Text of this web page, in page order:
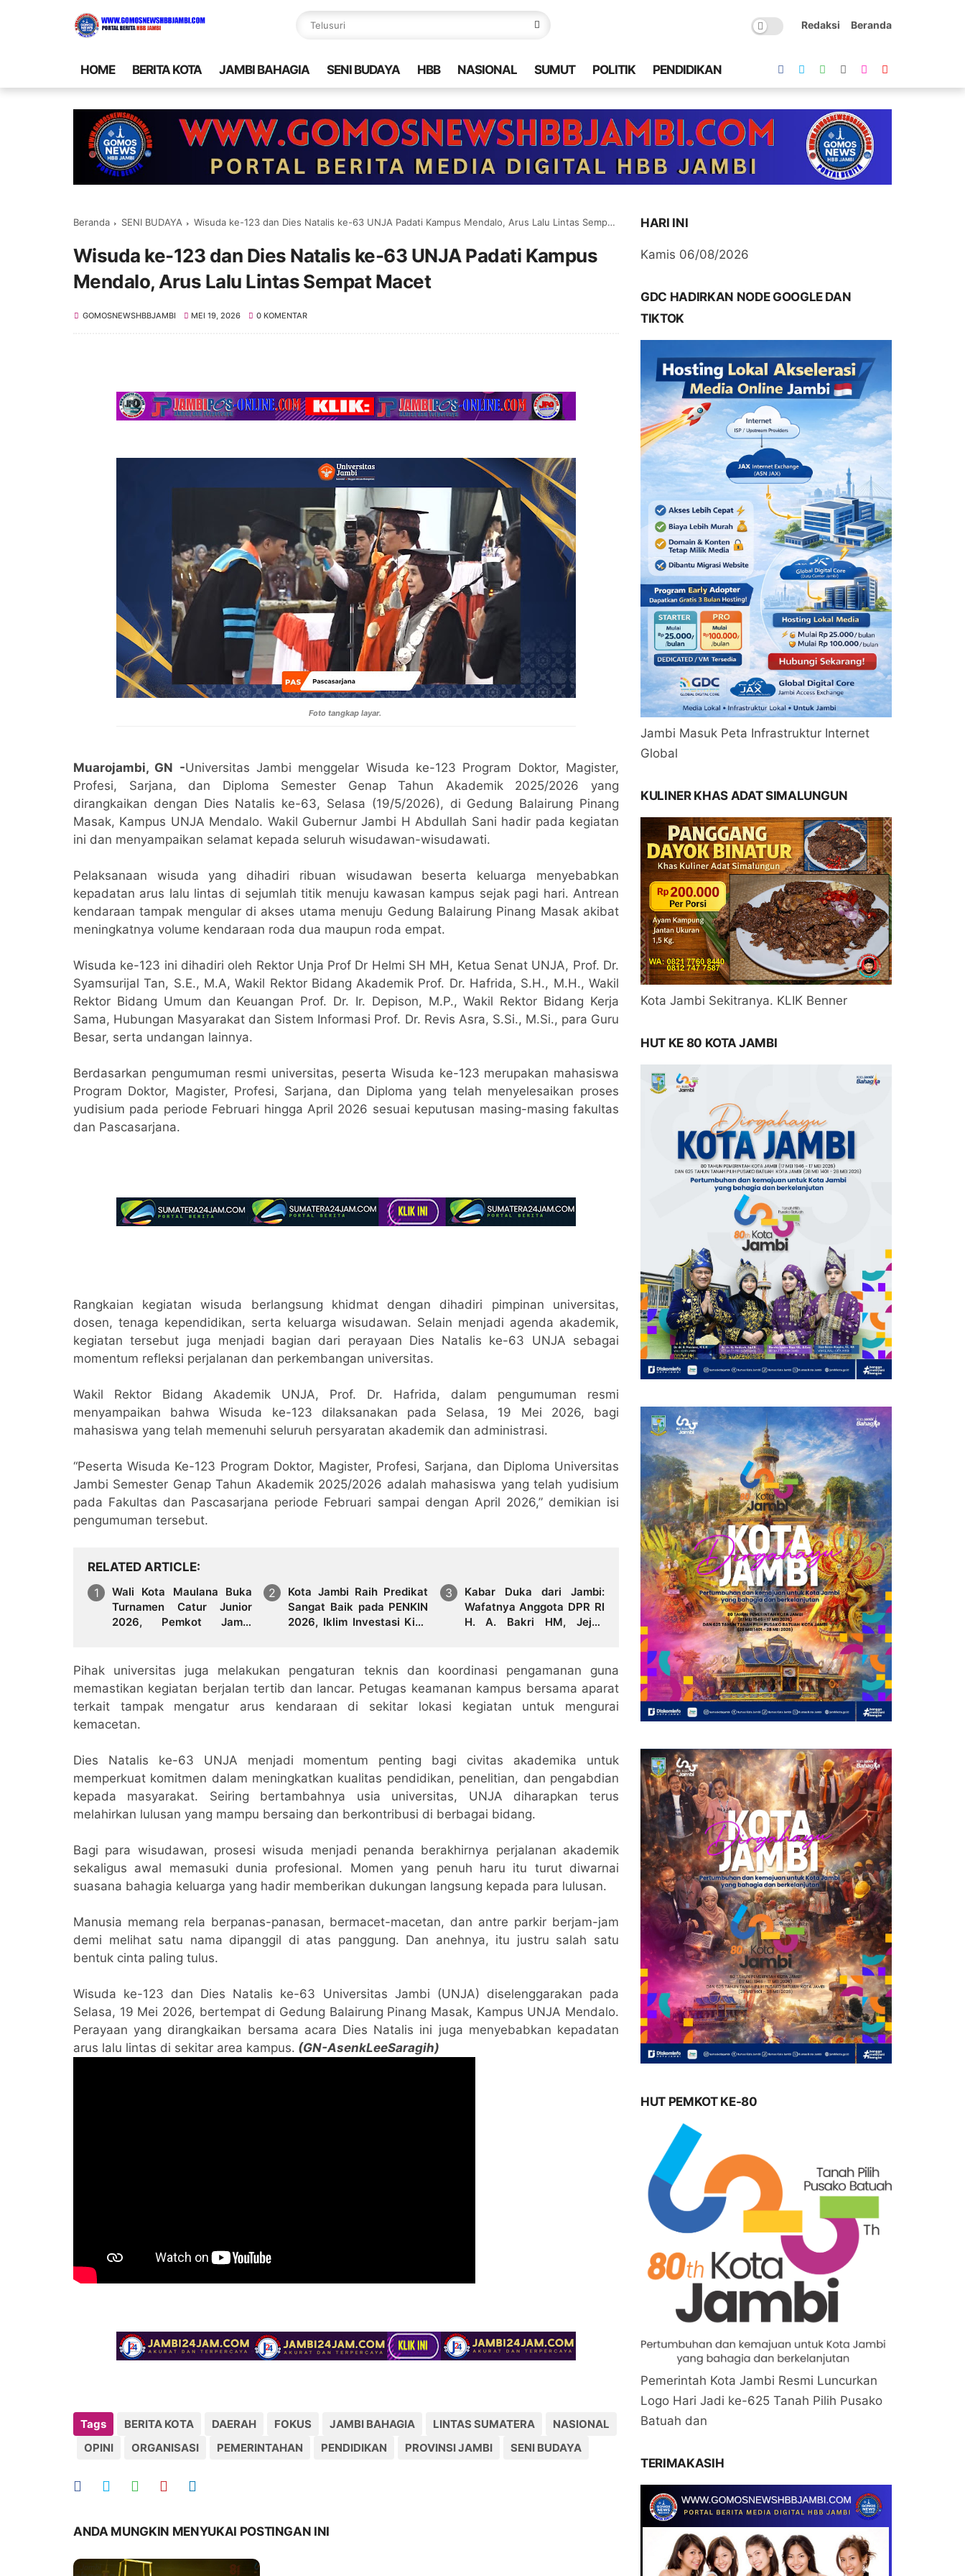
Redaksi Beranda
HOME BERITA KOTA JAMBI BAHAGIA SENI BUDAYA HBB NASIONAL SUMUT POLITIK PENDIDIKAN
Beranda SENI BUDAYA Wisuda ke-123 dan Dies Natalis ke-63 UNJA Padati Kampus Mendalo, Arus Lalu Lintas Sempat Macet
Wisuda ke-123 dan Dies Natalis ke-63 UNJA Padati Kampus
Mendalo, Arus Lalu Lintas Sempat Macet
GOMOSNEWSHBBJAMBI MEI 19, 2026 0 KOMENTAR
Foto tangkap layar.
Muarojambi, GN -Universitas Jambi menggelar Wisuda ke-123 Program Doktor, Magister,
Profesi, Sarjana, dan Diploma Semester Genap Tahun Akademik 2025/2026 yang
dirangkaikan dengan Dies Natalis ke-63, Selasa (19/5/2026), di Gedung Balairung Pinang
Masak, Kampus UNJA Mendalo. Wakil Gubernur Jambi H Abdullah Sani hadir pada kegiatan
ini dan menyampaikan selamat kepada seluruh wisudawan-wisudawati.
Pelaksanaan wisuda yang dihadiri ribuan wisudawan beserta keluarga menyebabkan
kepadatan arus lalu lintas di sejumlah titik menuju kawasan kampus sejak pagi hari. Antrean
kendaraan tampak mengular di akses utama menuju Gedung Balairung Pinang Masak akibat
meningkatnya volume kendaraan roda dua maupun roda empat.
Wisuda ke-123 ini dihadiri oleh Rektor Unja Prof Dr Helmi SH MH, Ketua Senat UNJA, Prof. Dr.
Syamsurijal Tan, S.E., M.A, Wakil Rektor Bidang Akademik Prof. Dr. Hafrida, S.H., M.H., Wakil
Rektor Bidang Umum dan Keuangan Prof. Dr. Ir. Depison, M.P., Wakil Rektor Bidang Kerja
Sama, Hubungan Masyarakat dan Sistem Informasi Prof. Dr. Revis Asra, S.Si., M.Si., para Guru
Besar, serta undangan lainnya.
Berdasarkan pengumuman resmi universitas, peserta Wisuda ke-123 merupakan mahasiswa
Program Doktor, Magister, Profesi, Sarjana, dan Diploma yang telah menyelesaikan proses
yudisium pada periode Februari hingga April 2026 sesuai keputusan masing-masing fakultas
dan Pascasarjana.
Rangkaian kegiatan wisuda berlangsung khidmat dengan dihadiri pimpinan universitas,
dosen, tenaga kependidikan, serta keluarga wisudawan. Selain menjadi agenda akademik,
kegiatan tersebut juga menjadi bagian dari perayaan Dies Natalis ke-63 UNJA sebagai
momentum refleksi perjalanan dan perkembangan universitas.
Wakil Rektor Bidang Akademik UNJA, Prof. Dr. Hafrida, dalam pengumuman resmi
menyampaikan bahwa Wisuda ke-123 dilaksanakan pada Selasa, 19 Mei 2026, bagi
mahasiswa yang telah memenuhi seluruh persyaratan akademik dan administrasi.
“Peserta Wisuda Ke-123 Program Doktor, Magister, Profesi, Sarjana, dan Diploma Universitas
Jambi Semester Genap Tahun Akademik 2025/2026 adalah mahasiswa yang telah yudisium
pada Fakultas dan Pascasarjana periode Februari sampai dengan April 2026,” demikian isi
pengumuman tersebut.
RELATED ARTICLE
Wali Kota Maulana Buka
Turnamen Catur Junior
2026, Pemkot Jambi
Kota Jambi
Kota Jambi Raih Predikat
Sangat Baik pada PENKIN
2026, Iklim Investasi Kian
Kabar Duka dari Jambi:
Wafatnya Anggota DPR RI
H. A. Bakri HM, Jejak
Pihak universitas juga melakukan pengaturan teknis dan koordinasi pengamanan guna
memastikan kegiatan berjalan tertib dan lancar. Petugas keamanan kampus bersama aparat
terkait tampak mengatur arus kendaraan di sekitar lokasi kegiatan untuk mengurai
kemacetan.
Dies Natalis ke-63 UNJA menjadi momentum penting bagi civitas akademika untuk
memperkuat komitmen dalam meningkatkan kualitas pendidikan, penelitian, dan pengabdian
kepada masyarakat. Seiring bertambahnya usia universitas, UNJA diharapkan terus
melahirkan lulusan yang mampu bersaing dan berkontribusi di berbagai bidang.
Bagi para wisudawan, prosesi wisuda menjadi penanda berakhirnya perjalanan akademik
sekaligus awal memasuki dunia profesional. Momen yang penuh haru itu turut diwarnai
suasana bahagia keluarga yang hadir memberikan dukungan langsung kepada para lulusan.
Manusia memang rela berpanas-panasan, bermacet-macetan, dan antre parkir berjam-jam
demi melihat satu nama dipanggil di atas panggung. Dan anehnya, itu justru salah satu
bentuk cinta paling tulus.
Wisuda ke-123 dan Dies Natalis ke-63 Universitas Jambi (UNJA) diselenggarakan pada
Selasa, 19 Mei 2026, bertempat di Gedung Balairung Pinang Masak, Kampus UNJA Mendalo.
Perayaan yang dirangkaikan bersama acara Dies Natalis ini juga menyebabkan kepadatan
arus lalu lintas di sekitar area kampus. (GN-AsenkLeeSaragih)
Tags BERITA KOTA DAERAH FOKUS JAMBI BAHAGIA LINTAS SUMATERA
NASIONAL
OPINI
ORGANISASI PEMERINTAHAN PENDIDIKAN PROVINSI JAMBI SENI BUDAYA
ANDA MUNGKIN MENYUKAI POSTINGAN INI
HARI INI
Kamis 06/08/2026
GDC HADIRKAN NODE GOOGLE DAN
TIKTOK
Jambi Masuk Peta Infrastruktur Internet
Global
KULINER KHAS ADAT SIMALUNGUN
Kota Jambi Sekitranya. KLIK Benner
HUT KE 80 KOTA JAMBI
HUT PEMKOT KE-80
Pemerintah Kota Jambi Resmi Luncurkan
Logo Hari Jadi ke-625 Tanah Pilih Pusako
Batuah dan
TERIMAKASIH